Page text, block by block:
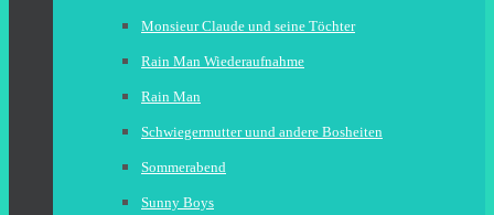
Monsieur Claude und seine Töchter
Rain Man Wiederaufnahme
Rain Man
Schwiegermutter uund andere Bosheiten
Sommerabend
Sunny Boys